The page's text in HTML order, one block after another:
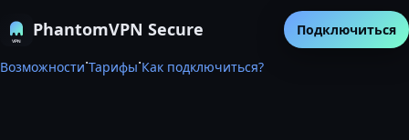
PhantomVPN Secure
Возможности·Тарифы·Как подключиться?
Подключиться